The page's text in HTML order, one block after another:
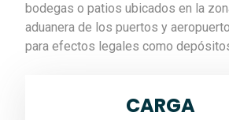
bodegas o patios ubicados en la
aduanera de los puertos y
para efectos legales como
CARGA